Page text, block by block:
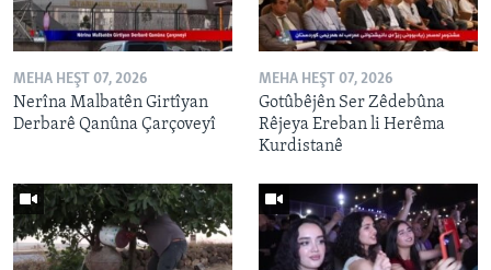
MEHA HEŞT 07, 2026
Nerîna Malbatên Girtîyan
Derbarê Qanûna Çarçoveyî
MEHA HEŞT 07, 2026
Gotûbêjên Ser Zêdebûna
Rêjeya Ereban li Herêma
Kurdistanê